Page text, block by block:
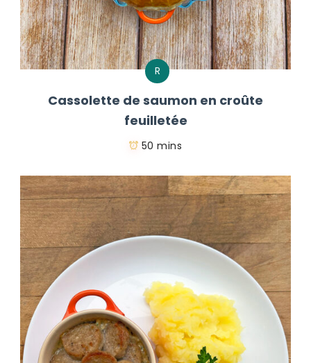
R
Cassolette de saumon en croûte
feuilletée
50 mins